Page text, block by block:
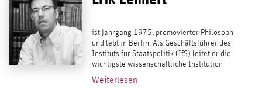
ist Jahrgang 1975, promovierter Philosoph
und lebt in Berlin. Als Geschäftsführer des
Instituts für Staatspolitik (IfS) leitet er die
wichtigste wissenschaftliche Institution
des deutschen Konservatismus. Er
publizierte Bd. 19 der reihe kaplaken:...
Weiterlesen